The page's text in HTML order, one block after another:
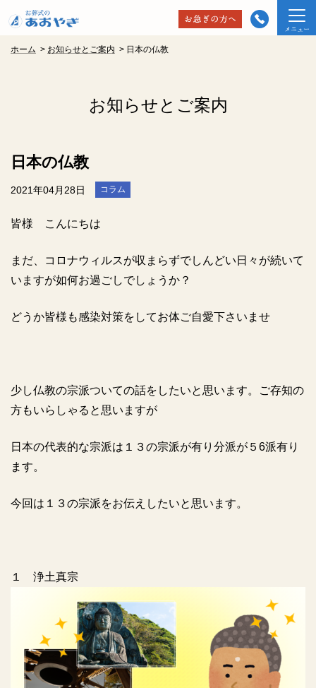
ホーム > お知らせとご案内 > 日本の仏教
お知らせとご案内
日本の仏教
2021年04月28日 コラム
皆様 こんにちは
まだ、コロナウィルスが収まらずでしんどい日々が続いて
いますが如何お過ごしでしょうか？
どうか皆様も感染対策をしてお体ご自愛下さいませ
少し仏教の宗派ついての話をしたいと思います。ご存知の
方もいらしゃると思いますが
日本の代表的な宗派は１３の宗派が有り分派が５6派有り
ます。
今回は１３の宗派をお伝えしたいと思います。
１ 浄土真宗